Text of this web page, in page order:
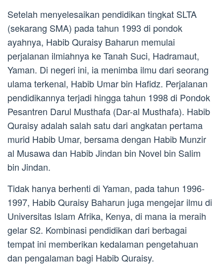
Setelah menyelesaikan pendidikan tingkat SLTA
(sekarang SMA) pada tahun 1993 di pondok
ayahnya, Habib Quraisy Baharun memulai
perjalanan ilmiahnya ke Tanah Suci, Hadramaut,
Yaman. Di negeri ini, ia menimba ilmu dari seorang
ulama terkenal, Habib Umar bin Hafidz. Perjalanan
pendidikannya terjadi hingga tahun 1998 di Pondok
Pesantren Darul Musthafa (Dar-al Musthafa). Habib
Quraisy adalah salah satu dari angkatan pertama
murid Habib Umar, bersama dengan Habib Munzir
al Musawa dan Habib Jindan bin Novel bin Salim
bin Jindan.
Tidak hanya berhenti di Yaman, pada tahun 1996-
1997, Habib Quraisy Baharun juga mengejar ilmu di
Universitas Islam Afrika, Kenya, di mana ia meraih
gelar S2. Kombinasi pendidikan dari berbagai
tempat ini memberikan kedalaman pengetahuan
dan pengalaman bagi Habib Quraisy.